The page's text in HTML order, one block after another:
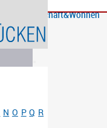
Wirtschaft&Wohnen
N O P Q R